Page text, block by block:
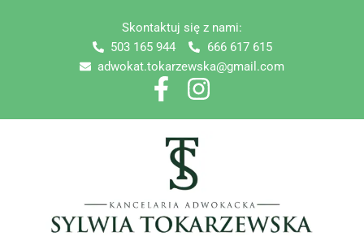
Skontaktuj się z nami:
503 165 944
666 617 615
adwokat.tokarzewska@gmail.com